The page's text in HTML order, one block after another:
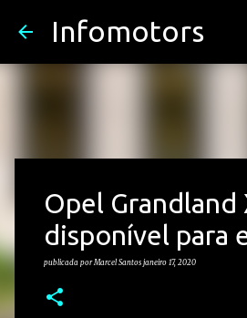
Infomotors
Opel Grandland
disponível para
publicada porMarcel Santos janeiro 17, 2020